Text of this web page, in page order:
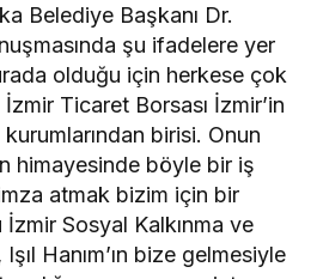
Belediye Başkanı Dr.
şu ifadelere yer
olduğu için herkese çok
Ticaret Borsası İzmir’in
birisi. Onun
himayesinde böyle bir iş
atmak bizim için bir
İzmir Sosyal Kalkınma ve
Hanım’ın bize gelmesiyle